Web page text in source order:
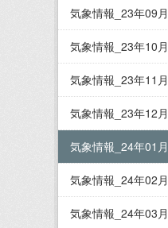
気象情報_23年09
気象情報_23年10
気象情報_23年11
気象情報_23年12
気象情報_24年01
気象情報_24年02
気象情報_24年03